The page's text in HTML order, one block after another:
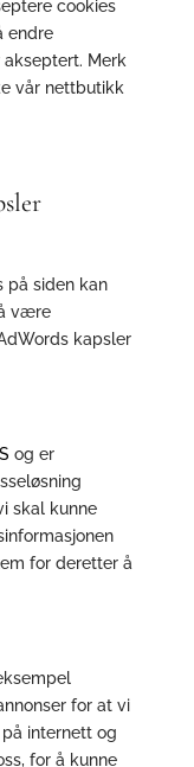
cookies
endre
Merk
vår nettbutikk
på siden kan
være
kapsler
og er
skal kunne
for deretter å
for at vi
internett og
for å kunne